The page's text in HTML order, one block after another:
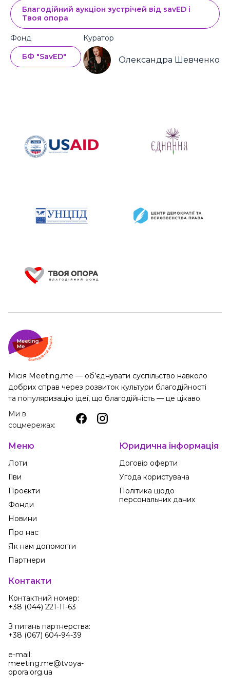
22 січня,11:49 500 UAH
Благодійний аукціон зустрічей від savED і
Твоя опора
Фонд
БФ "SavED"
Куратор
Олександра Шевченко
Меню
Лоти
Гіви
Проєкти
Фонди
Новини
Про нас
Як нам допомогти
Партнери
Юридична інформація
Договір оферти
Угода користувача
Політика щодо
персональних даних
Контакти
Контактний номер:
+38 (044) 221-11-63
З питань партнерства:
+38 (067) 604-94-39
e-mail:
meeting.me@tvoya-
opora.org.ua
Місія Meeting.me — об’єднувати суспільство навколо
добрих справ через розвиток культури благодійності
та популяризацію ідеї, що благодійність — це цікаво.
Ми в
соцмережах: